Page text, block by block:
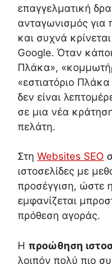
επαγγελματική
ανταγωνισμός για
και συχνά
Google. Όταν
Πλάκα»,
«εστιατόριο
δεν είναι
σε μια νέα
πελάτη.
Στη Websites SEO
ιστοσελίδες με
προσέγγιση, ώστε
εμφανίζεται
πρόθεση αγοράς.
Η προώθηση
λοιπόν πολύ πιο